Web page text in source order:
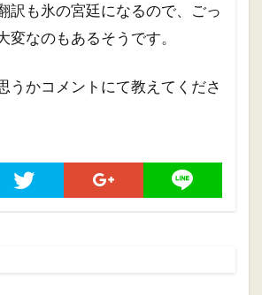
訳も氷の宮廷になるので、ごっ
変なのもあるそうです。
うかコメントにて教えてくださ